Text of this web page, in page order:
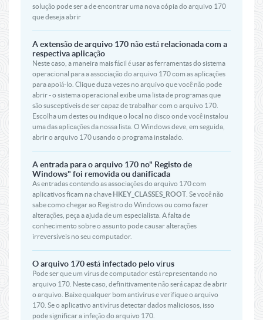
solução pode ser a de encontrar uma nova cópia do arquivo 170
que deseja abrir
A extensão de arquivo 170 não está relacionada com a
respectiva aplicação
Neste caso, a maneira mais fácil é usar as ferramentas do sistema
operacional para a associação do arquivo 170 com as aplicações
para apoiá-lo. Clique duza vezes no arquivo que você não pode
abrir - o sistema operacional exibe uma lista de programas que
são susceptíveis de ser capaz de trabalhar com o arquivo 170.
Escolha um destes ou indique o local no disco onde você instalou
uma das aplicações da nossa lista. O Windows deve, em seguida,
abrir o arquivo 170 usando o programa instalado.
A entrada para o arquivo 170 no" Registo de
Windows" foi removida ou danificada
As entradas contendo as associações do arquivo 170 com
aplicativos ficam na chave HKEY_CLASSES_ROOT . Se você não
sabe como chegar ao Registro do Windows ou como fazer
alterações, peça a ajuda de um especialista. A falta de
conhecimento sobre o assunto pode causar alterações
irreversíveis no seu computador.
O arquivo 170 está infectado pelo vírus
Pode ser que um vírus de computador está representando no
arquivo 170. Neste caso, definitivamente não será capaz de abrir
o arquivo. Baixe qualquer bom antivírus e verifique o arquivo
170. Se o aplicativo antivírus detectar dados maliciosos, isso
pode significar a infeção do arquivo 170.